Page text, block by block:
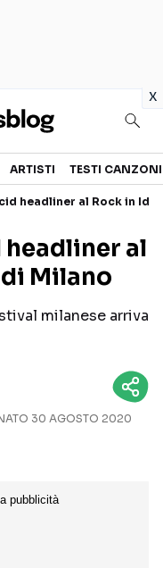
x
CANZONI
ED EVENTI
SHOW
ARTISTI TESTI CANZONI
headliner al Rock in
al
Milano
milanese arriva
30 AGOSTO 2020